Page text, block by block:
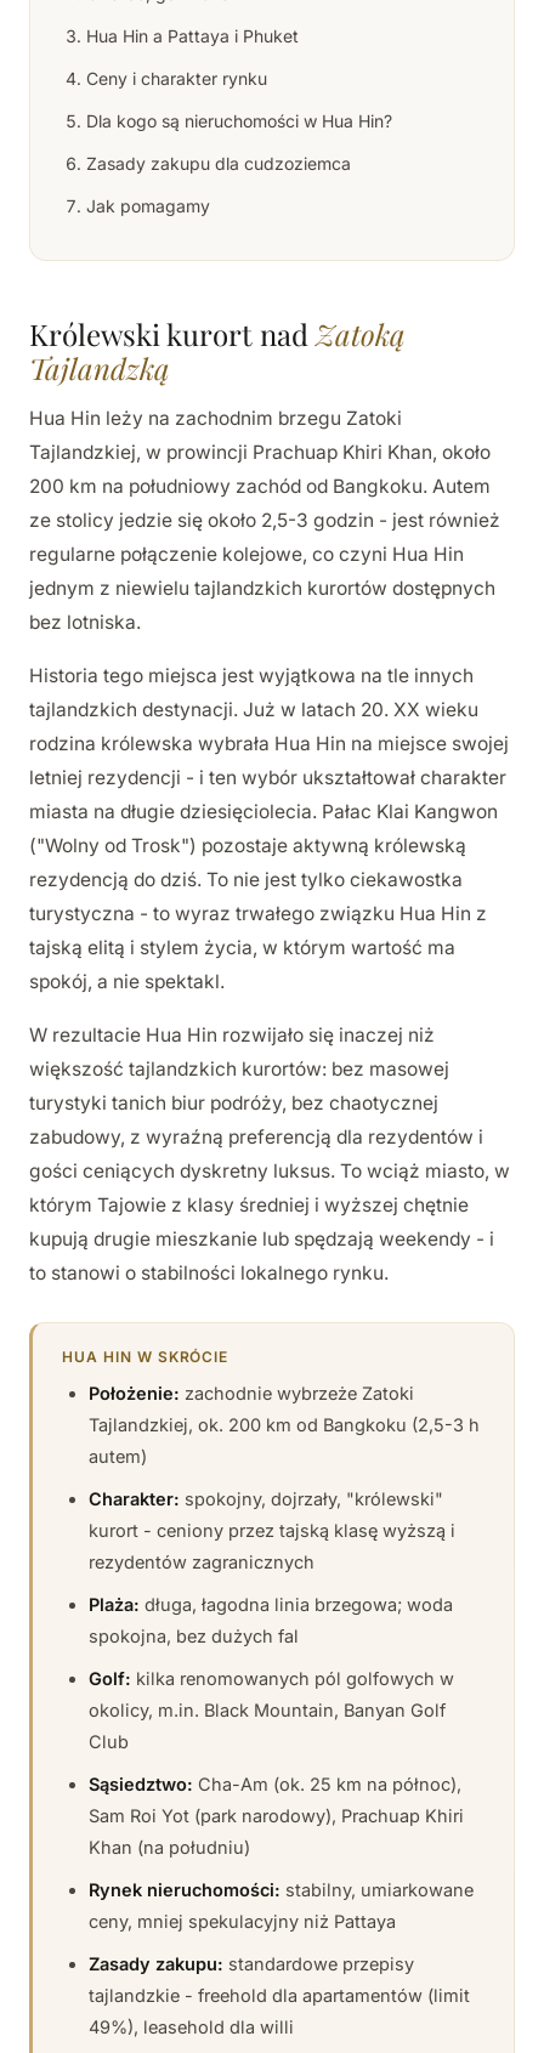
Hua Hin a Pattaya i Phuket
Ceny i charakter rynku
Dla kogo są nieruchomości w Hua Hin?
Zasady zakupu dla cudzoziemca
Jak pomagamy
Królewski kurort nad Zatoką
Tajlandzką
Hua Hin leży na zachodnim brzegu Zatoki
Tajlandzkiej, w prowincji Prachuap Khiri Khan, około
200 km na południowy zachód od Bangkoku. Autem
ze stolicy jedzie się około 2,5-3 godzin - jest również
regularne połączenie kolejowe, co czyni Hua Hin
jednym z niewielu tajlandzkich kurortów dostępnych
bez lotniska.
Historia tego miejsca jest wyjątkowa na tle innych
tajlandzkich destynacji. Już w latach 20. XX wieku
rodzina królewska wybrała Hua Hin na miejsce swojej
letniej rezydencji - i ten wybór ukształtował charakter
miasta na długie dziesięciolecia. Pałac Klai Kangwon
("Wolny od Trosk") pozostaje aktywną królewską
rezydencją do dziś. To nie jest tylko ciekawostka
turystyczna - to wyraz trwałego związku Hua Hin z
tajską elitą i stylem życia, w którym wartość ma
spokój, a nie spektakl.
W rezultacie Hua Hin rozwijało się inaczej niż
większość tajlandzkich kurortów: bez masowej
turystyki tanich biur podróży, bez chaotycznej
zabudowy, z wyraźną preferencją dla rezydentów i
gości ceniących dyskretny luksus. To wciąż miasto, w
którym Tajowie z klasy średniej i wyższej chętnie
kupują drugie mieszkanie lub spędzają weekendy - i
to stanowi o stabilności lokalnego rynku.
HUA HIN W SKRÓCIE
Położenie: zachodnie wybrzeże Zatoki
Tajlandzkiej, ok. 200 km od Bangkoku (2,5-3 h
autem)
Charakter: spokojny, dojrzały, "królewski"
kurort - ceniony przez tajską klasę wyższą i
rezydentów zagranicznych
Plaża: długa, łagodna linia brzegowa; woda
spokojna, bez dużych fal
Golf: kilka renomowanych pól golfowych w
okolicy, m.in. Black Mountain, Banyan Golf
Club
Sąsiedztwo: Cha-Am (ok. 25 km na północ),
Sam Roi Yot (park narodowy), Prachuap Khiri
Khan (na południu)
Rynek nieruchomości: stabilny, umiarkowane
ceny, mniej spekulacyjny niż Pattaya
Zasady zakupu: standardowe przepisy
tajlandzkie - freehold dla apartamentów (limit
49%), leasehold dla willi